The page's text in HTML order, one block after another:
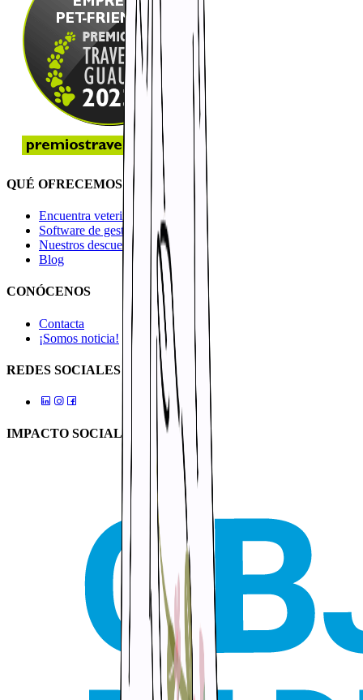
QUÉ OFRECEMOS
Encuentra veterinario cerca de ti
Software de gestión
Nuestros descuentos
Blog
CONÓCENOS
Contacta
¡Somos noticia!
REDES SOCIALES
IMPACTO SOCIAL